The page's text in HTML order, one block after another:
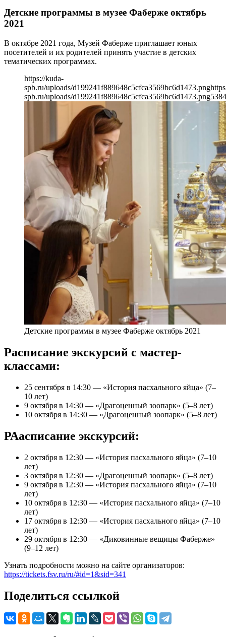
Детские программы в музее Фаберже октябрь
2021
В октябре 2021 года, Музей Фаберже приглашает юных
посетителей и их родителей принять участие в детских
тематических программах.
https://kuda-
spb.ru/uploads/d199241f889648c5cfca3569bc6d1473.png
spb.ru/uploads/d199241f889648c5cfca3569bc6d1473.png538
Детские программы в музее Фаберже октябрь 2021
Расписание экскурсий с мастер-
классами:
25 сентября в 14:30 — «История пасхального яйца» (7–
10 лет)
9 октября в 14:30 — «Драгоценный зоопарк» (5–8 лет)
10 октября в 14:30 — «Драгоценный зоопарк» (5–8 лет)
РАасписание экскурсий:
2 октября в 12:30 — «История пасхального яйца» (7–10
лет)
3 октября в 12:30 — «Драгоценный зоопарк» (5–8 лет)
9 октября в 12:30 — «История пасхального яйца» (7–10
лет)
10 октября в 12:30 — «История пасхального яйца» (7–10
лет)
17 октября в 12:30 — «История пасхального яйца» (7–10
лет)
29 октября в 12:30 — «Диковинные вещицы Фаберже»
(9–12 лет)
Узнать подробности можно на сайте организаторов:
https://tickets.fsv.ru/ru/#id=1&sid=341
Поделиться ссылкой